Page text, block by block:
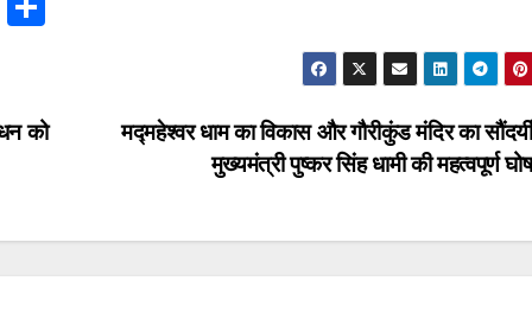
e
मद्महेश्वर धाम का विकास और गौरीकुंड मंदिर का
मुख्यमंत्री पुष्कर सिंह धामी की महत्वपूर्ण
को